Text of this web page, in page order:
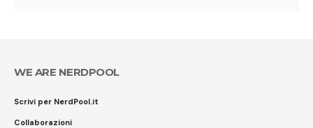
WE ARE NERDPOOL
Scrivi per NerdPool.it
Collaborazioni